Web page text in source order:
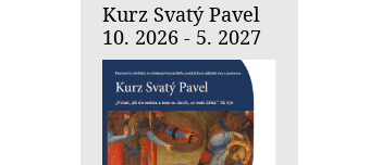
Kurz Svatý Pavel
10. 2026 - 5. 2027